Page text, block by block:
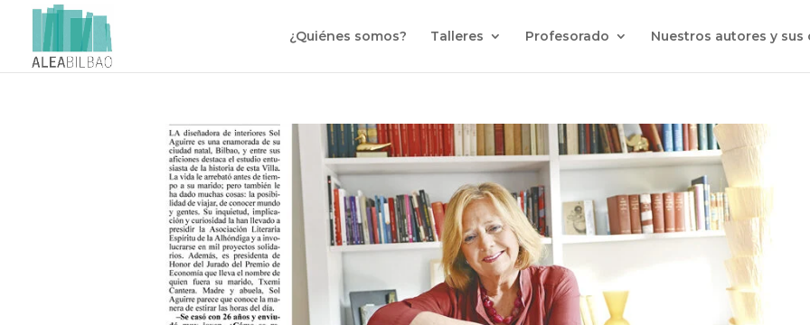
¿Quiénes somos? Talleres Profesorado Nuestros autores y sus